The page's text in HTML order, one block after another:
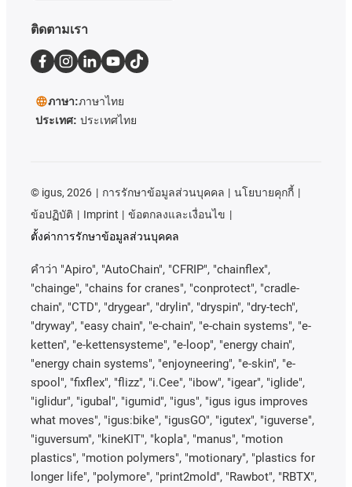
ติดตามเรา
ภาษา:ภาษาไทย
ประเทศ: ประเทศไทย
© igus, 2026 การรักษาข้อมูลส่วนบุคคล
นโยบายคุกกี้
ข้อปฏิบัติ
Imprint
ข้อตกลงและเงื่อนไข
ตั้งค่าการรักษาข้อมูลส่วนบุคคล
คําว่า "Apiro", "AutoChain", "CFRIP", "chainflex",
"chainge", "chains for cranes", "conprotect", "cradle-
chain", "CTD", "drygear", "drylin", "dryspin", "dry-tech",
"dryway", "easy chain", "e-chain", "e-chain systems", "e-
ketten", "e-kettensysteme", "e-loop", "energy chain",
"energy chain systems", "enjoyneering", "e-skin", "e-
spool", "fixflex", "flizz", "i.Cee", "ibow", "igear", "iglide",
"iglidur", "igubal", "igumid", "igus", "igus igus improves
what moves", "igus:bike", "igusGO", "igutex", "iguverse",
"iguversum", "kineKIT", "kopla", "manus", "motion
plastics", "motion polymers", "motionary", "plastics for
longer life", "polymore", "print2mold", "Rawbot", "RBTX",